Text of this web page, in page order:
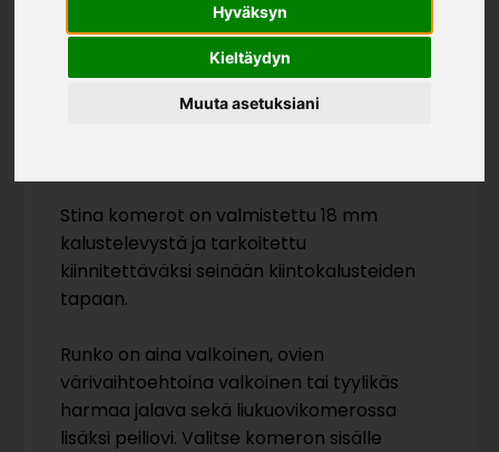
Hyväksyn
Kieltäydyn
Muuta asetuksiani
Stina komerot on valmistettu 18 mm
kalustelevystä ja tarkoitettu
kiinnitettäväksi seinään kiintokalusteiden
tapaan.
Runko on aina valkoinen, ovien
värivaihtoehtoina valkoinen tai tyylikäs
harmaa jalava sekä liukuovikomerossa
lisäksi peiliovi. Valitse komeron sisälle